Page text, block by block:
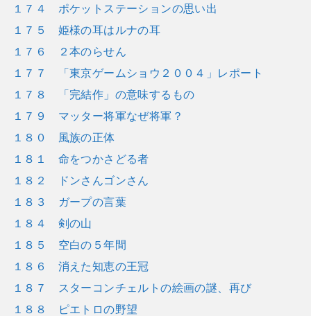
１７４ ポケットステーションの思い出
１７５ 姫様の耳はルナの耳
１７６ ２本のらせん
１７７ 「東京ゲームショウ２００４」レポート
１７８ 「完結作」の意味するもの
１７９ マッター将軍なぜ将軍？
１８０ 風族の正体
１８１ 命をつかさどる者
１８２ ドンさんゴンさん
１８３ ガープの言葉
１８４ 剣の山
１８５ 空白の５年間
１８６ 消えた知恵の王冠
１８７ スターコンチェルトの絵画の謎、再び
１８８ ピエトロの野望